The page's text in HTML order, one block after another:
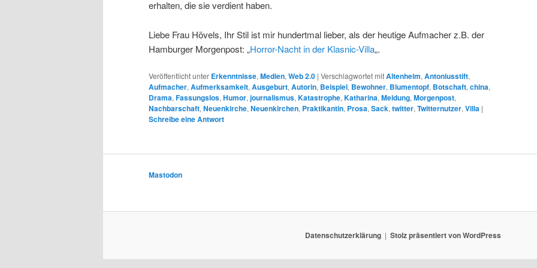
erhalten, die sie verdient haben.
Liebe Frau Hövels, Ihr Stil ist mir hundertmal lieber, als der heutige Aufmacher z.B. der
Hamburger Morgenpost: „Horror-Nacht in der Klasnic-Villa„.
Veröffentlicht unter Erkenntnisse, Medien, Web 2.0 | Verschlagwortet mitAltenheim, Antoniusstift,
Aufmacher, Aufmerksamkeit, Ausgeburt, Autorin, Beispiel, Bewohner, Blumentopf, Botschaft, china,
Drama, Fassungslos, Humor, journalismus, Katastrophe, Katharina, Meldung, Morgenpost,
Nachbarschaft, Neuenkirche, Neuenkirchen, Praktikantin, Prosa, Sack, twitter, Twitternutzer, Villa |
Schreibe eine Antwort
Mastodon
Datenschutzerklärung Stolz präsentiert von WordPress